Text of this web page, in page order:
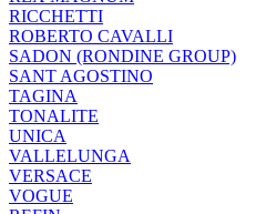
RICCHETTI
ROBERTO CAVALLI
SADON (RONDINE GROUP)
SANT AGOSTINO
TAGINA
TONALITE
UNICA
VALLELUNGA
VERSACE
VOGUE